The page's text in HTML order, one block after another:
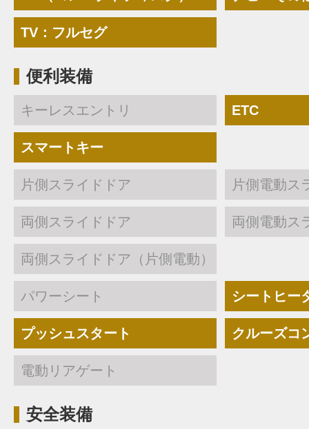
TV：フルセグ
便利装備
キーレスエントリ ETC
スマートキー
片側スライドドア 片側電動ス
両側スライドドア 両側電動ス
両側スライドドア（片側電動）
パワーシート シートヒー
プッシュスタート クルーズコ
電動リアゲート
安全装備